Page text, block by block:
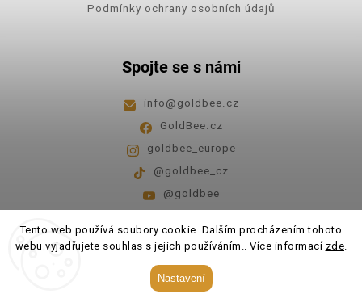
Tento web používá soubory cookie. Dalším procházením tohoto
webu vyjadřujete souhlas s jejich používáním.. Více informací zde.
Nastavení
Podmínky ochrany osobních údajů
Spojte se s námi
info@goldbee.cz
GoldBee.cz
goldbee_europe
@goldbee_cz
@goldbee
Pondělí - pátek 8:00-14:00
GoldBee. Všechna práva vyhrazena.
Upravit nastavení cookies